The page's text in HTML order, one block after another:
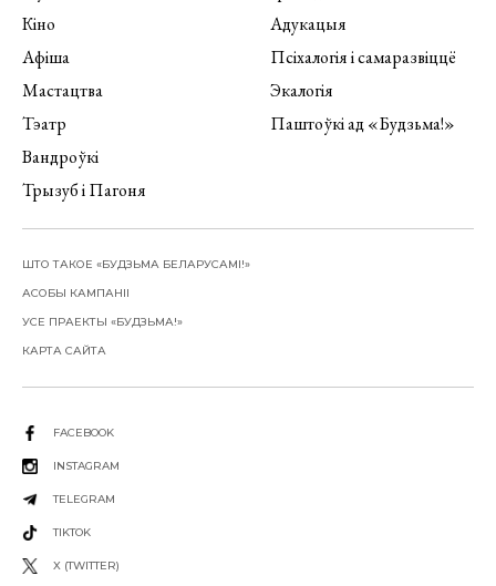
Кіно
Афіша
Мастацтва
Тэатр
Вандроўкі
Трызуб і Пагоня
Адукацыя
Псіхалогія і самаразвіццё
Экалогія
Паштоўкі ад «Будзьма!»
ШТО ТАКОЕ «БУДЗЬМА БЕЛАРУСАМІ!»
АСОБЫ КАМПАНІІ
УСЕ ПРАЕКТЫ «БУДЗЬМА!»
КАРТА САЙТА
FACEBOOK
INSTAGRAM
TELEGRAM
TIKTOK
X (TWITTER)